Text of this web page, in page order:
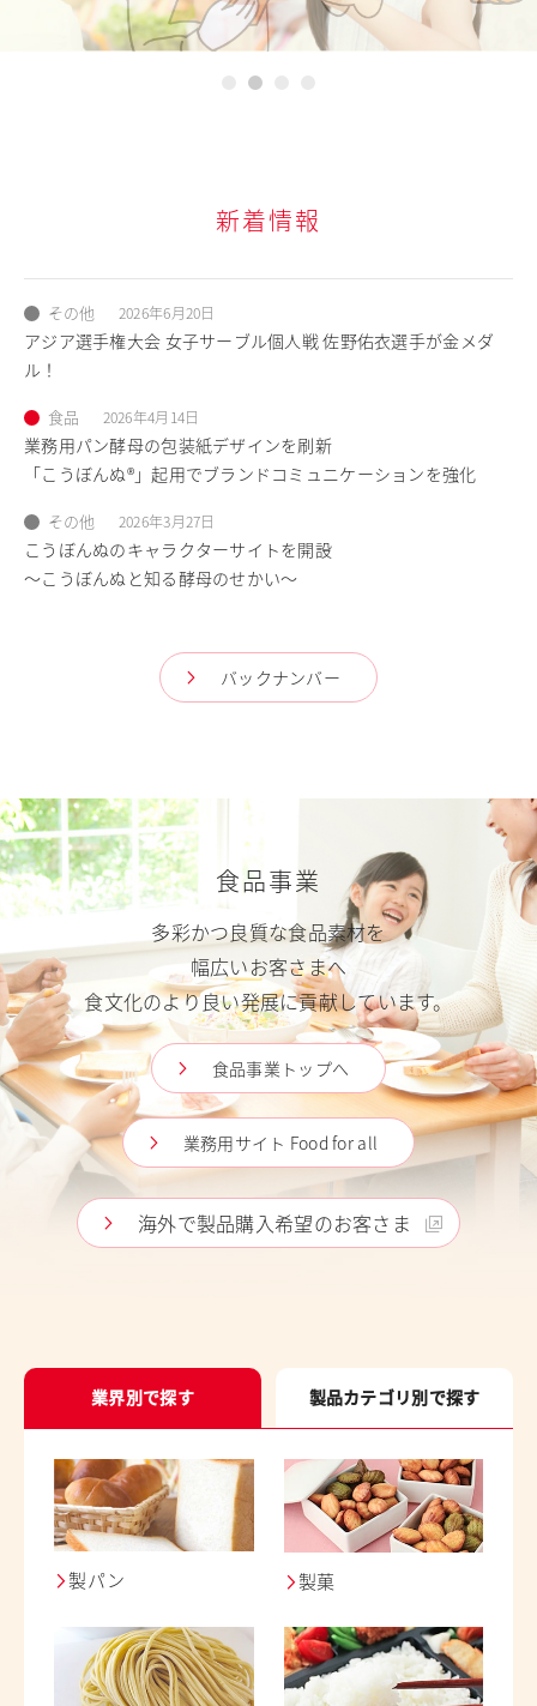
2
新着情報
その他 2026年6月20日
アジア選手権大会 女子サーブル個人戦 佐野佑衣選手が金メダ
ル！
食品 2026年4月14日
業務用パン酵母の包装紙デザインを刷新
「こうぼんぬ®」起用でブランドコミュニケーションを強化
その他 2026年3月27日
こうぼんぬのキャラクターサイトを開設
～こうぼんぬと知る酵母のせかい～
バックナンバー
食品事業
多彩かつ良質な食品素材を
幅広いお客さまへ
食文化のより良い発展に貢献しています。
食品事業トップへ
業務用サイト Food for all
海外で製品購入希望のお客さま
業界別で探す 製品カテゴリ別で探す
製パン 製菓